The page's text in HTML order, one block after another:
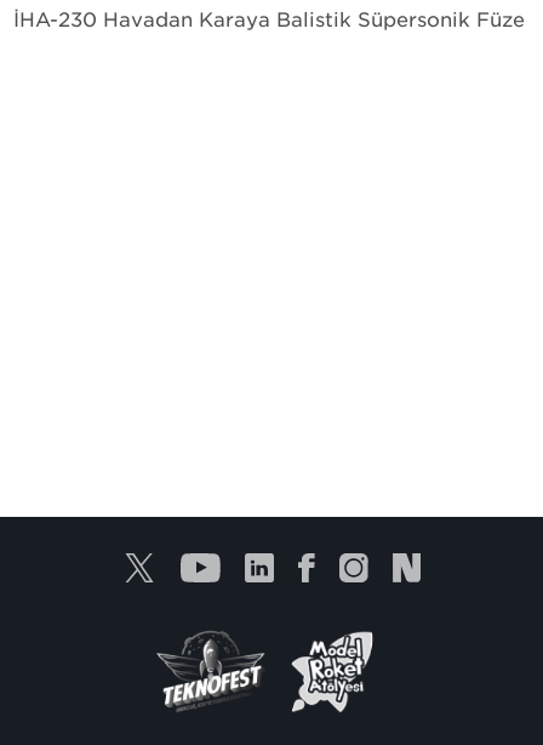
İHA-230 Havadan Karaya Balistik Süpersonik Füze